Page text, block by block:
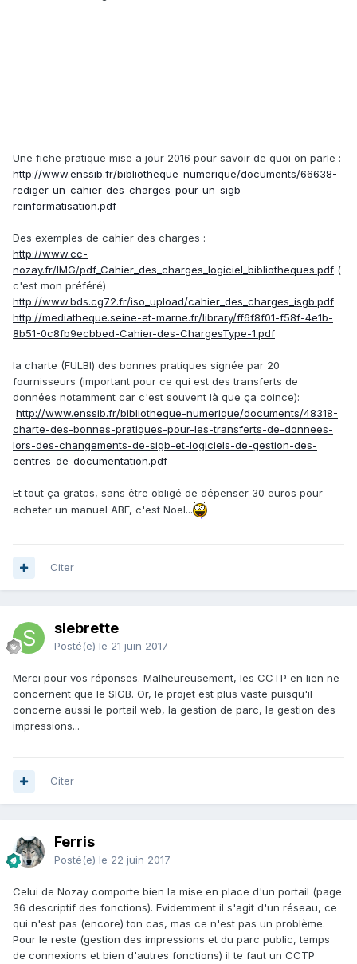
Une fiche pratique mise a jour 2016 pour savoir de quoi on parle :
http://www.enssib.fr/bibliotheque-numerique/documents/66638-
rediger-un-cahier-des-charges-pour-un-sigb-
reinformatisation.pdf
Des exemples de cahier des charges :
http://www.cc-
nozay.fr/IMG/pdf_Cahier_des_charges_logiciel_bibliotheques.pdf (
c'est mon préféré)
http://www.bds.cg72.fr/iso_upload/cahier_des_charges_isgb.pdf
http://mediatheque.seine-et-marne.fr/library/ff6f8f01-f58f-4e1b-
8b51-0c8fb9ecbbed-Cahier-des-ChargesType-1.pdf
la charte (FULBI) des bonnes pratiques signée par 20
fournisseurs (important pour ce qui est des transferts de
données notamment car c'est souvent là que ça coince):
http://www.enssib.fr/bibliotheque-numerique/documents/48318-
charte-des-bonnes-pratiques-pour-les-transferts-de-donnees-
lors-des-changements-de-sigb-et-logiciels-de-gestion-des-
centres-de-documentation.pdf
Et tout ça gratos, sans être obligé de dépenser 30 euros pour
acheter un manuel ABF, c'est Noel...
Citer
slebrette
Posté(e) le 21 juin 2017
Merci pour vos réponses. Malheureusement, les CCTP en lien ne
concernent que le SIGB. Or, le projet est plus vaste puisqu'il
concerne aussi le portail web, la gestion de parc, la gestion des
impressions...
Citer
Ferris
Posté(e) le 22 juin 2017
Celui de Nozay comporte bien la mise en place d'un portail (page
36 descriptif des fonctions). Evidemment il s'agit d'un réseau, ce
qui n'est pas (encore) ton cas, mas ce n'est pas un problème.
Pour le reste (gestion des impressions et du parc public, temps
de connexions et bien d'autres fonctions) il te faut un CCTP